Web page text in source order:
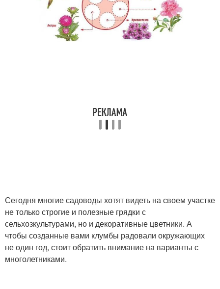
Сегодня многие садоводы хотят видеть на своем участке
не только строгие и полезные грядки с
сельхозкультурами, но и декоративные цветники. А
чтобы созданные вами клумбы радовали окружающих
не один год, стоит обратить внимание на варианты с
многолетниками.